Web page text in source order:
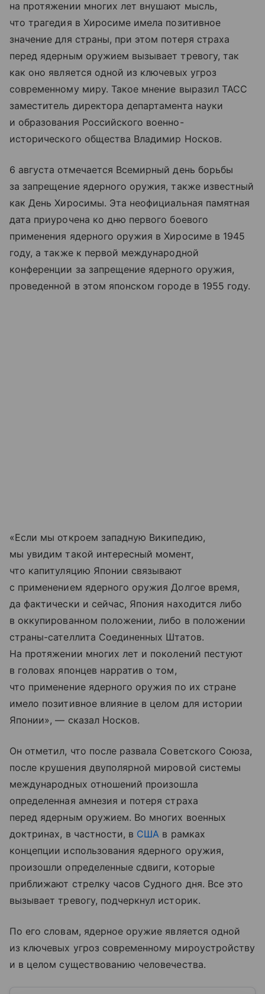
на протяжении многих лет внушают мысль,
что трагедия в Хиросиме имела позитивное
значение для страны, при этом потеря страха
перед ядерным оружием вызывает тревогу, так
как оно является одной из ключевых угроз
современному миру. Такое мнение выразил ТАСС
заместитель директора департамента науки
и образования Российского военно-
исторического общества Владимир Носков.
6 августа отмечается Всемирный день борьбы
за запрещение ядерного оружия, также известный
как День Хиросимы. Эта неофициальная памятная
дата приурочена ко дню первого боевого
применения ядерного оружия в Хиросиме в 1945
году, а также к первой международной
конференции за запрещение ядерного оружия,
проведенной в этом японском городе в 1955 году.
«Если мы откроем западную Википедию,
мы увидим такой интересный момент,
что капитуляцию Японии связывают
с применением ядерного оружия Долгое время,
да фактически и сейчас, Япония находится либо
в оккупированном положении, либо в положении
страны-сателлита Соединенных Штатов.
На протяжении многих лет и поколений пестуют
в головах японцев нарратив о том,
что применение ядерного оружия по их стране
имело позитивное влияние в целом для истории
Японии», — сказал Носков.
Он отметил, что после развала Советского Союза,
после крушения двуполярной мировой системы
международных отношений произошла
определенная амнезия и потеря страха
перед ядерным оружием. Во многих военных
доктринах, в частности, в США в рамках
концепции использования ядерного оружия,
произошли определенные сдвиги, которые
приближают стрелку часов Судного дня. Все это
вызывает тревогу, подчеркнул историк.
По его словам, ядерное оружие является одной
из ключевых угроз современному мироустройству
и в целом существованию человечества.